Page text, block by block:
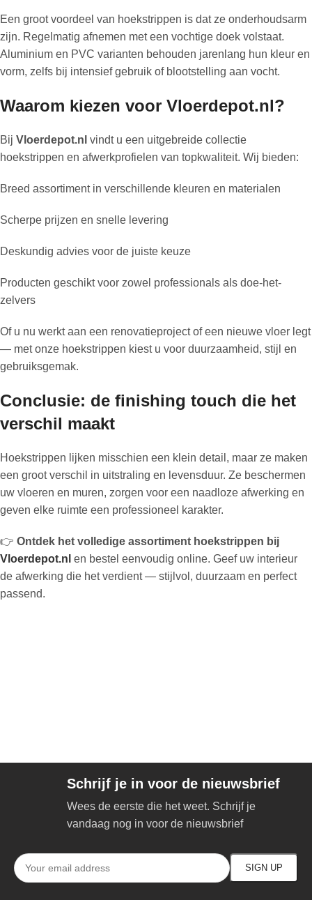
Een groot voordeel van hoekstrippen is dat ze onderhoudsarm
zijn. Regelmatig afnemen met een vochtige doek volstaat.
Aluminium en PVC varianten behouden jarenlang hun kleur en
vorm, zelfs bij intensief gebruik of blootstelling aan vocht.
Waarom kiezen voor Vloerdepot.nl?
Bij Vloerdepot.nl vindt u een uitgebreide collectie
hoekstrippen en afwerkprofielen van topkwaliteit. Wij bieden:
Breed assortiment in verschillende kleuren en materialen
Scherpe prijzen en snelle levering
Deskundig advies voor de juiste keuze
Producten geschikt voor zowel professionals als doe-het-
zelvers
Of u nu werkt aan een renovatieproject of een nieuwe vloer legt
— met onze hoekstrippen kiest u voor duurzaamheid, stijl en
gebruiksgemak.
Conclusie: de finishing touch die het
verschil maakt
Hoekstrippen lijken misschien een klein detail, maar ze maken
een groot verschil in uitstraling en levensduur. Ze beschermen
uw vloeren en muren, zorgen voor een naadloze afwerking en
geven elke ruimte een professioneel karakter.
👉 Ontdek het volledige assortiment hoekstrippen bij
Vloerdepot.nl en bestel eenvoudig online. Geef uw interieur
de afwerking die het verdient — stijlvol, duurzaam en perfect
passend.
Schrijf je in voor de nieuwsbrief
Wees de eerste die het weet. Schrijf je
vandaag nog in voor de nieuwsbrief